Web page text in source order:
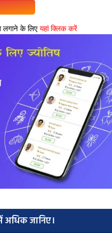
लगाने के लिएयहां क्लिक करें
अधिक जानिए।